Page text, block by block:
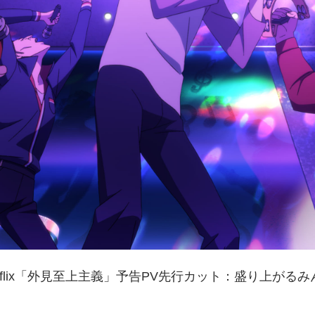
「外見至上主義」予告PV先行カット：盛り上がるみ